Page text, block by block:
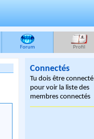
Forum Profil
Connectés
Tu dois être connecté
pour voir la liste des
membres connectés